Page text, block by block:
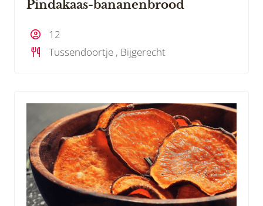
Pindakaas-bananenbrood
12
Tussendoortje , Bijgerecht